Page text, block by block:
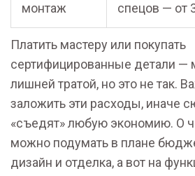
монтаж
спецов — от
Платить мастеру или покупать
сертифицированные детали —
лишней тратой, но это не так.
заложить эти расходы, иначе
«съедят» любую экономию. О
можно подумать в плане
дизайн и отделка, а вот на